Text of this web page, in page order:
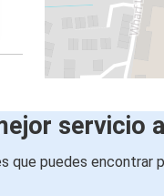
servicio
que puedes encontrar